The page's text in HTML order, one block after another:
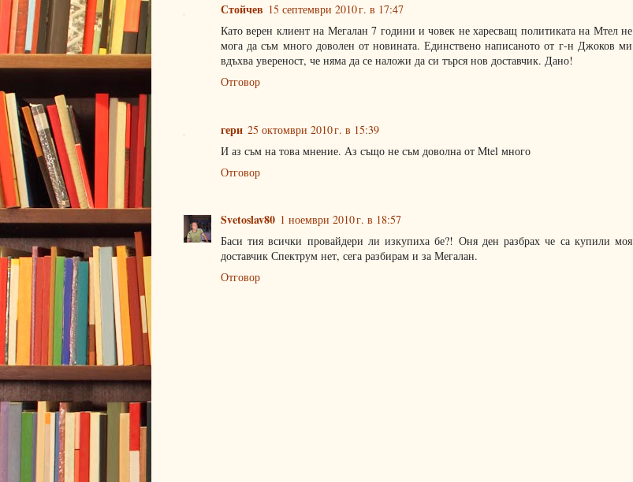
Стойчев 15 септември 2010 г. в 17:47
Като верен клиент на Мегалан 7 години и човек не харесващ политиката на Мтел не
мога да съм много доволен от новината. Единствено написаното от г-н Джоков ми
вдъхва увереност, че няма да се наложи да си търся нов доставчик. Дано!
Отговор
гери 25 октомври 2010 г. в 15:39
И аз съм на това мнение. Аз също не съм доволна от Mtel много
Отговор
Svetoslav80 1 ноември 2010 г. в 18:57
Баси тия всички провайдери ли изкупиха бе?! Оня ден разбрах че са купили моя
доставчик Спектрум нет, сега разбирам и за Мегалан.
Отговор